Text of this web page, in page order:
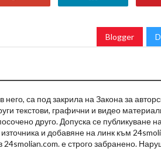
Blogger
са под закрила на Закона за
текстови, графични и видео
друго. Допуска се публикуване
и добавяне на линк към
е строго забранено.